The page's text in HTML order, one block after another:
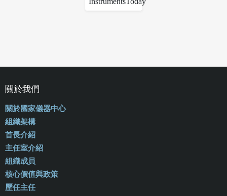
關於我們
關於國家儀器中心
組織架構
首長介紹
主任室介紹
組織成員
核心價值與政策
歷任主任